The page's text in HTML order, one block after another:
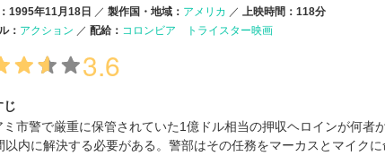
1995年11月18日
製作国・地域： アメリカ
上映時間：118分
： アクション 配給： コロンビア トライスター映画
3.6
じ
ミ市警で厳重に保管されていた1億ドル相当の押収ヘロインが何者
以内に解決する必要がある。警部はその任務をマーカスとマイク